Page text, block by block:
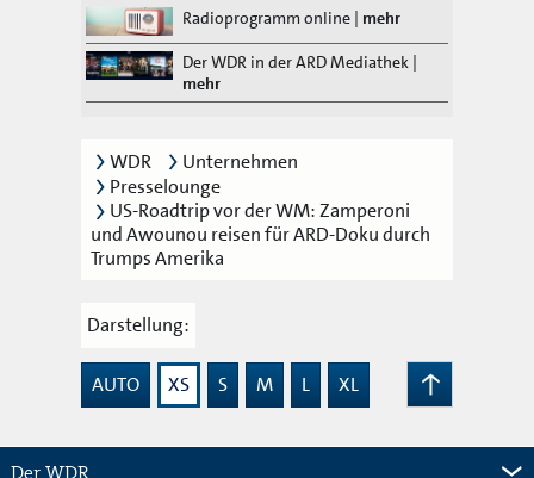
Radioprogramm online | mehr
Der WDR in der ARD Mediathek |
mehr
WDR
Unternehmen
Presselounge
US-Roadtrip vor der WM: Zamperoni
und Awounou reisen für ARD-Doku durch
Trumps Amerika
Darstellung:
AUTO XS S M L
XL
Zum
Der WDR